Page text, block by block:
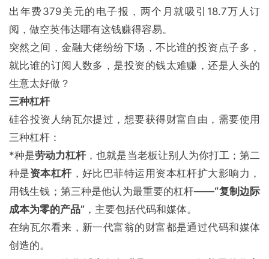
出年费379美元的电子报，两个月就吸引18.7万人订
阅，做空英伟达哪有这钱赚得容易。
突然之间，金融大佬纷纷下场，不比谁的投资点子多，
就比谁的订阅人数多，是投资的钱太难赚，还是人头的
生意太好做？
三种杠杆
硅谷投资人纳瓦尔提过，想要获得财富自由，需要使用
三种杠杆：
*种是劳动力杠杆，也就是当老板让别人为你打工；第二
种是资本杠杆，好比巴菲特运用资本杠杆扩大影响力，
用钱生钱；第三种是他认为最重要的杠杆——“复制 边际
成本为零的产品” ，主要包括代码和媒体。
在纳瓦尔看来，新一代富翁的财富都是通过代码和媒体
创造的。